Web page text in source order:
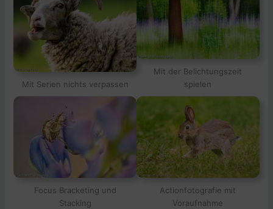
Mit Serien nichts verpassen
Mit der Belichtungszeit
spielen
Focus Bracketing und
Stacking
Actionfotografie mit
Voraufnahme